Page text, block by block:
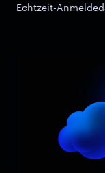
Echtzeit-